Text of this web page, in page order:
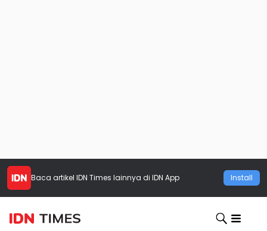
Baca artikel IDN Times lainnya di IDN App Install